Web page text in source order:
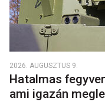
2026. AUGUSZTUS 9.
Hatalmas
ami igazán